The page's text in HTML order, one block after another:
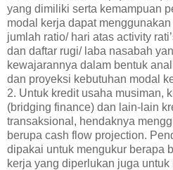
yang dimiliki serta kemampuan
modal kerja dapat
jumlah ratio/ hari atas activity
dan daftar rugi/ laba nasabah
kewajarannya dalam bentuk
dan proyeksi kebutuhan modal
2. Untuk kredit usaha musiman,
(bridging finance) dan lain-lain
transaksional, hendaknya
berupa cash flow projection.
dipakai untuk mengukur berapa
kerja yang diperlukan juga untuk